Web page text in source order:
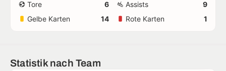
Tore
6 Assists
9
Gelbe Karten
14 Rote Karten 1
Statistik nach Team